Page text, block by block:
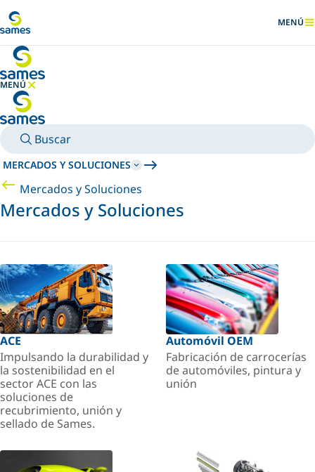
MENÚ
MENÚ
OCULTAR MENÚ
Buscar
MERCADOS Y SOLUCIONES
Mercados y Soluciones
Mercados y Soluciones
ACE
Impulsando la durabilidad y
la sostenibilidad en el
sector ACE con las
soluciones de
recubrimiento, unión y
sellado de Sames.
Automóvil OEM
Fabricación de carrocerías
de automóviles, pintura y
unión